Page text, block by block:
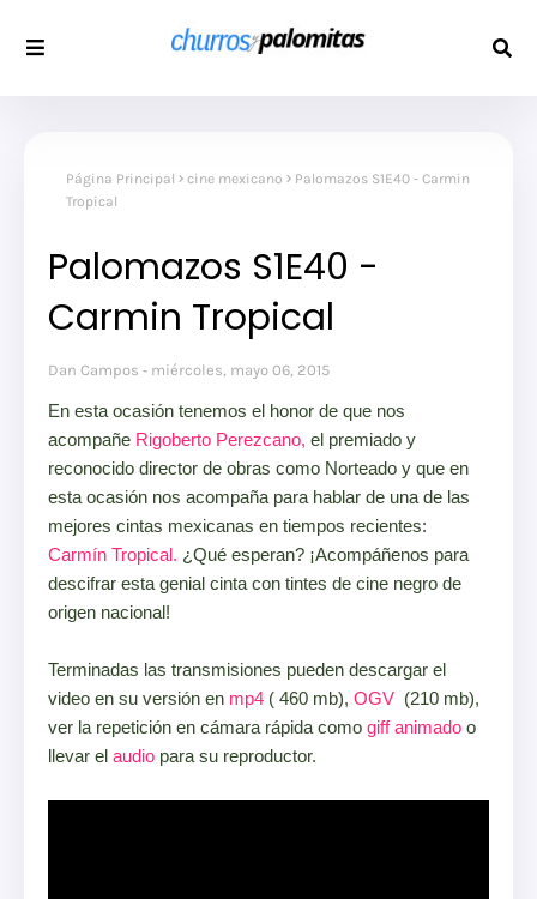
Página Principal cine mexicano
Palomazos S1E40 - Carmin
Tropical
Palomazos S1E40 -
Carmin Tropical
Dan Campos miércoles, mayo 06, 2015
En esta ocasión tenemos el honor de que nos
acompañe Rigoberto Perezcano, el premiado y
reconocido director de obras como Norteado y que en
esta ocasión nos acompaña para hablar de una de las
mejores cintas mexicanas en tiempos recientes:
Carmín Tropical. ¿Qué esperan? ¡Acompáñenos para
descifrar esta genial cinta con tintes de cine negro de
origen nacional!
Terminadas las transmisiones pueden descargar el
video en su versión en mp4 ( 460 mb), OGV (210 mb),
ver la repetición en cámara rápida como giff animado o
llevar el audio para su reproductor.